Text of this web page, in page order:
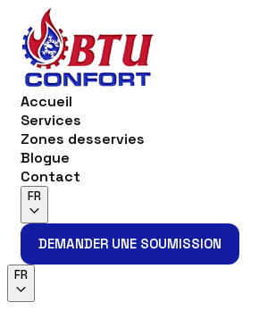
Accueil
Services
Zones desservies
Blogue
Contact
FR
DEMANDER UNE SOUMISSION
FR